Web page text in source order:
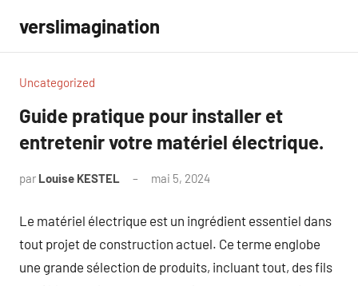
contenu
verslimagination
Uncategorized
Guide pratique pour installer et
entretenir votre matériel électrique.
par Louise KESTEL mai 5, 2024
Le matériel électrique est un ingrédient essentiel dans
tout projet de construction actuel. Ce terme englobe
une grande sélection de produits, incluant tout, des fils